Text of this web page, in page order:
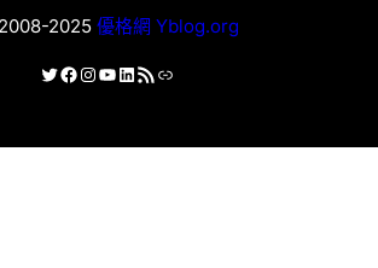
2025 優格網 Yblog.org
X Facebook
Instagram
YouTube
LinkedIn
RSS 資訊提供連結